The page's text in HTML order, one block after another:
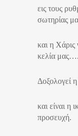
εις τους
σωτηρίας
και η Χάρις
κελία μας….
Δοξολογεί
και είναι η
προσευχή.